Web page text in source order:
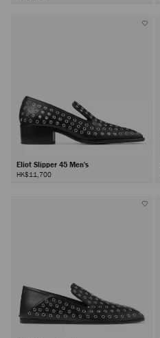
Eliot Slipper 45 Men's
HK$11,700